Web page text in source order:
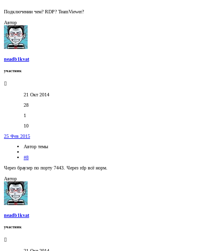
Подключении чем? RDP? TeamViewer?
Автор
neadb1kvat
участник
21 Окт 2014
28
1
10
25 Фев 2015
Автор темы
#8
Через браузер по порту 7443. Через rdp всё норм.
Автор
neadb1kvat
участник